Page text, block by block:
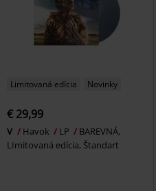
Limitovaná edícia Novinky
€ 29,99
V Havok LP
BAREVNÁ,
LImitovaná edícia, Štandart